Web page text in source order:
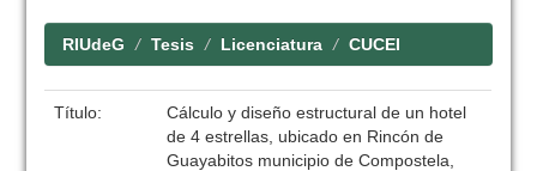
RIUdeG Tesis Licenciatura CUCEI
Título:
Cálculo y diseño estructural de un hotel
de 4 estrellas, ubicado en Rincón de
Guayabitos municipio de Compostela,